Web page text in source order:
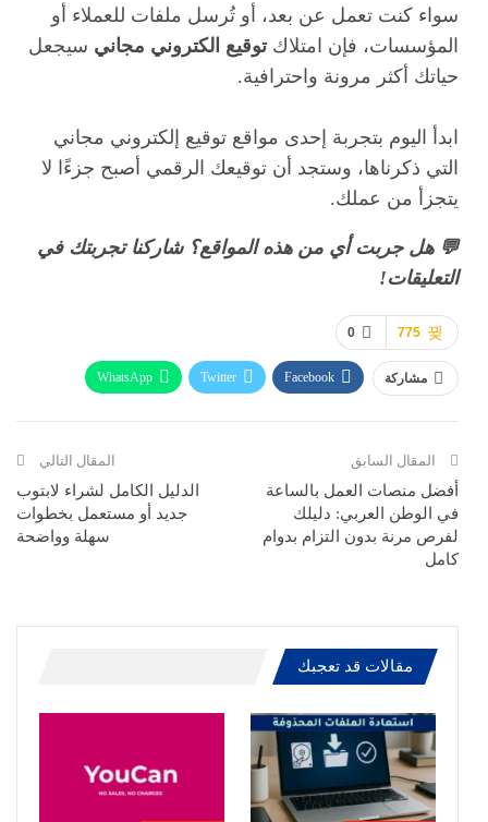
سواء كنت تعمل عن بعد، أو تُرسل ملفات للعملاء أو
المؤسسات، فإن امتلاكتوقيع الكتروني مجاني سيجعل
حياتك أكثر مرونة واحترافية.
ابدأ اليوم بتجربة إحدى مواقع توقيع إلكتروني مجاني
التي ذكرناها، وستجد أن توقيعك الرقمي أصبح جزءًا لا
يتجزأ من عملك.
💬 هل جربت أي من هذه المواقع؟ شاركنا تجربتك في
التعليقات!
0 775
مشاركة Facebook
Twitter
WhatsApp
االبريد الالكتروني
المقال السابق
أفضل منصات العمل بالساعة
في الوطن العربي: دليلك
لفرص مرنة بدون التزام بدوام
كامل
المقال التالي
الدليل الكامل لشراء لابتوب
جديد أو مستعمل بخطوات
سهلة وواضحة
مقالات قد تعجبك